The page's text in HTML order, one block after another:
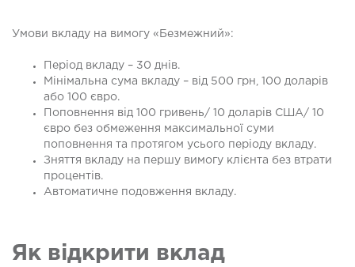
Умови вкладу на вимогу «Безмежний»:
Період вкладу – 30 днів.
Мінімальна сума вкладу – від 500 грн, 100 доларів
або 100 євро.
Поповнення від 100 гривень/ 10 доларів США/ 10
євро без обмеження максимальної суми
поповнення та протягом усього періоду вкладу.
Зняття вкладу на першу вимогу клієнта без втрати
процентів.
Автоматичне подовження вкладу.
Як відкрити вклад